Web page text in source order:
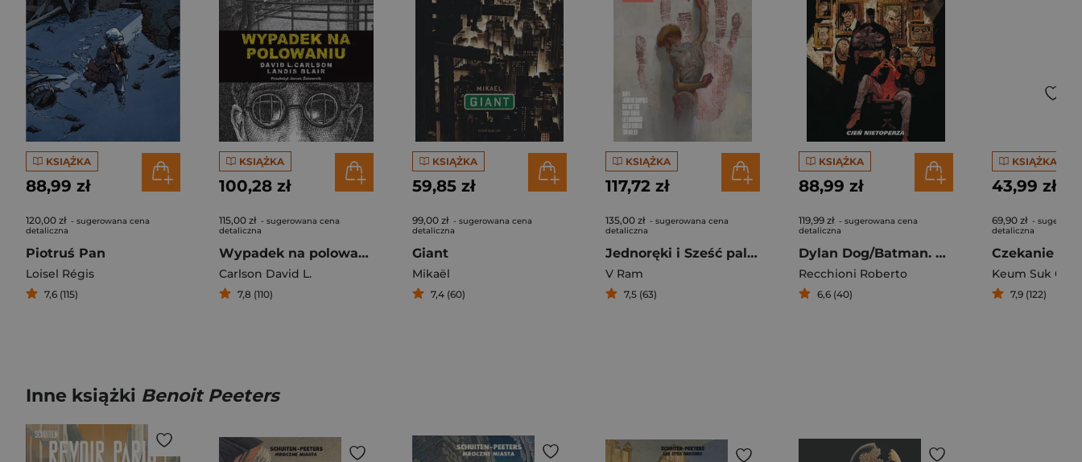
KSIĄŻKA
88,99 zł
120,00 zł - sugerowana cena
detaliczna
Piotruś Pan
Loisel Régis
7,6 (115)
KSIĄŻKA
100,28 zł
115,00 zł - sugerowana cena
detaliczna
Wypadek na polowaniu Prawdziwa opowieść o zbrodni i poezji
Carlson David L.
7,8 (110)
KSIĄŻKA
59,85 zł
99,00 zł - sugerowana cena
detaliczna
Giant
Mikaël
7,4 (60)
KSIĄŻKA
117,72 zł
135,00 zł - sugerowana cena
detaliczna
Jednoręki i Sześć palców
V Ram
7,5 (63)
KSIĄŻKA
88,99 zł
119,99 zł - sugerowana cena
detaliczna
Dylan Dog/Batman. Cień nietoperza
Recchioni Roberto
6,6 (40)
KSIĄŻKA
43,99 zł
69,90 zł -
detaliczna
Czekanie
Keum Suk
7,9 (122)
Inne książki Benoit Peeters